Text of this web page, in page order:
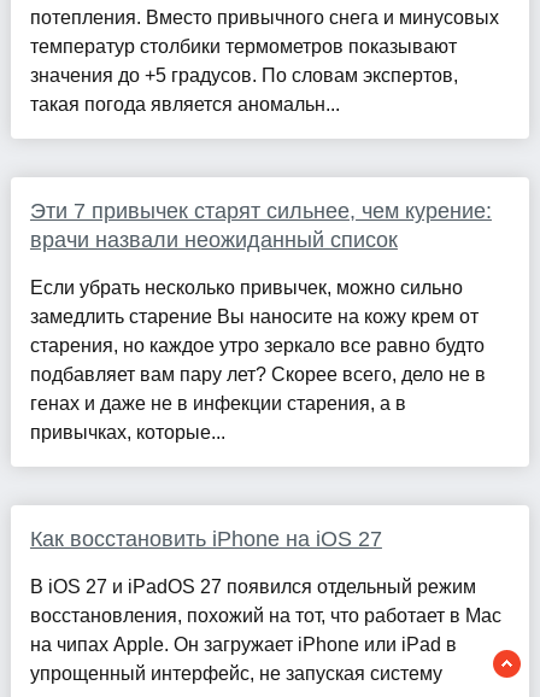
потепления. Вместо привычного снега и минусовых
температур столбики термометров показывают
значения до +5 градусов. По словам экспертов,
такая погода является аномальн...
Эти 7 привычек старят сильнее, чем курение:
врачи назвали неожиданный список
Если убрать несколько привычек, можно сильно
замедлить старение Вы наносите на кожу крем от
старения, но каждое утро зеркало все равно будто
подбавляет вам пару лет? Скорее всего, дело не в
генах и даже не в инфекции старения, а в
привычках, которые...
Как восстановить iPhone на iOS 27
В iOS 27 и iPadOS 27 появился отдельный режим
восстановления, похожий на тот, что работает в Mac
на чипах Apple. Он загружает iPhone или iPad в
упрощенный интерфейс, не запуская систему